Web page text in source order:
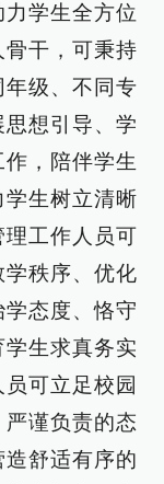
学生全方位
骨干，可秉持
年级、不同专
想引导、学
，陪伴学生
生树立清晰
工作人员可
秩序、优化
态度、恪守
生求真务实
可立足校园
谨负责的态
舒适有序的